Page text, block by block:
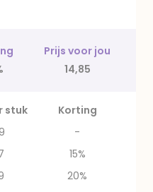
Prijs voor jou
14,85
stuk
Korting
-
15%
20%